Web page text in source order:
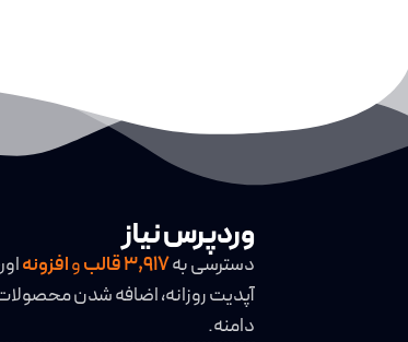
وردپرس نیاز
دسترسی به3,917قالبوافزونه
آپدیت روزانه، اضافه شدن
دامنه.